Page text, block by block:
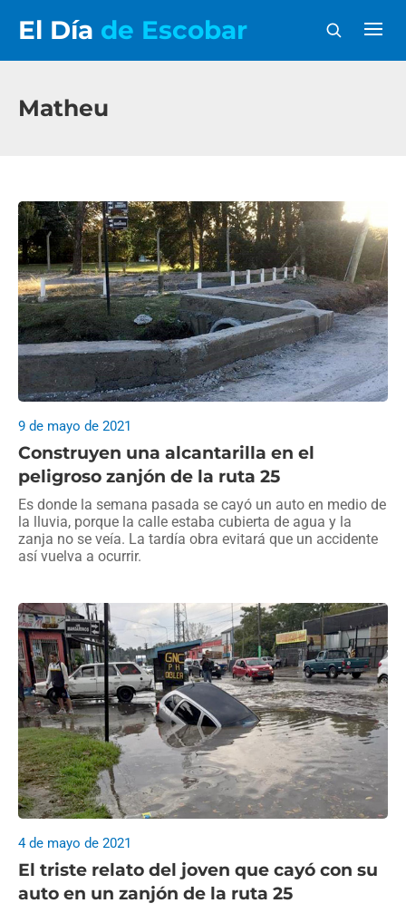
El Día de Escobar
Matheu
Construyen una alcantarilla en el
peligroso zanjón de la ruta 25
9 de mayo de 2021
Es donde la semana pasada se cayó un auto en medio de
la lluvia, porque la calle estaba cubierta de agua y la
zanja no se veía. La tardía obra evitará que un accidente
así vuelva a ocurrir.
El triste relato del joven que cayó con su
auto en un zanjón de la ruta 25
4 de mayo de 2021